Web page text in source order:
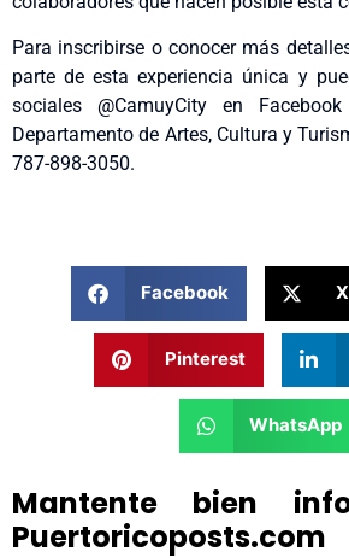
Para inscribirse o conocer más
parte de esta experiencia única y
sociales @CamuyCity en
Departamento de Artes, Cultura y
787-898-3050.
Facebook
Pinterest
WhatsApp
Mantente bien
Puertoricoposts.com